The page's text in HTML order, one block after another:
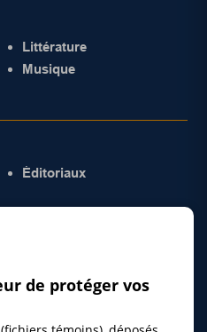
Littérature
Musique
Éditoriaux
de protéger vos